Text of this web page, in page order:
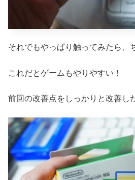
それでもやっぱり触ってみたら、
これだとゲームもやりやすい！
前回の改善点をしっかりと改善し